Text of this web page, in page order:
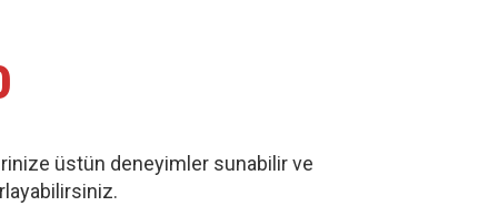
üstün deneyimler sunabilir ve